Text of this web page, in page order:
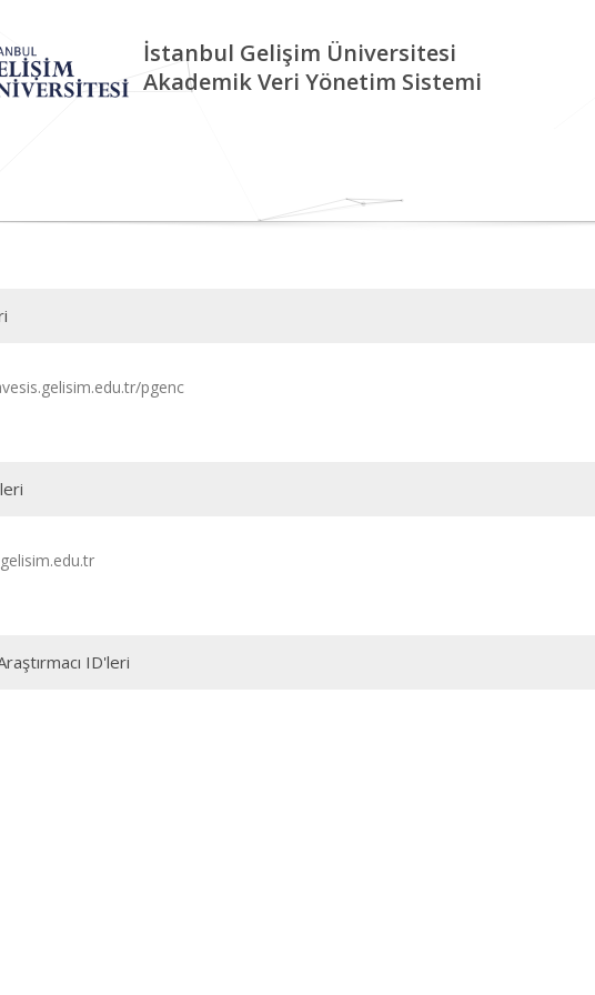
İstanbul Gelişim Üniversitesi
Akademik Veri Yönetim Sistemi
pgenc
ID'leri